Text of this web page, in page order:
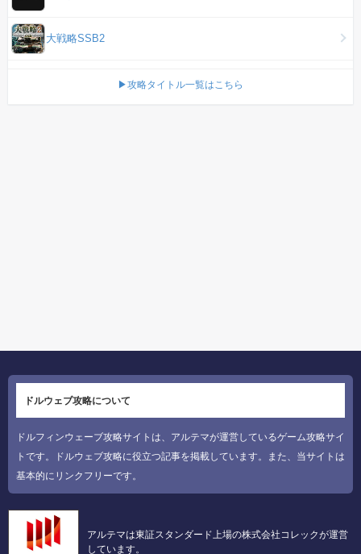
大戦略SSB2
▶攻略タイトル一覧はこちら
ドルウェブ攻略について
ドルフィンウェーブ攻略サイトは、アルテマが運営しているゲーム攻略サイ
トです。ドルウェブ攻略に役立つ記事を掲載しています。また、当サイトは
基本的にリンクフリーです。
アルテマは東証スタンダード上場の株式会社コレックが運営
しています。